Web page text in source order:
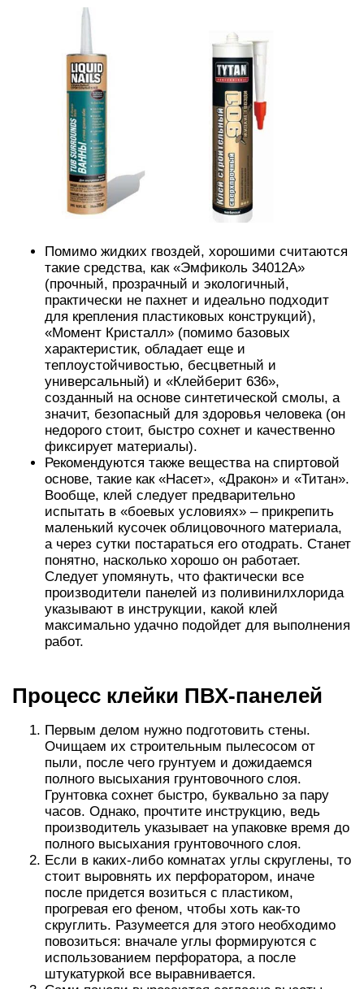
Помимо жидких гвоздей, хорошими считаются
такие средства, как «Эмфиколь 34012А»
(прочный, прозрачный и экологичный,
практически не пахнет и идеально подходит
для крепления пластиковых конструкций),
«Момент Кристалл» (помимо базовых
характеристик, обладает еще и
теплоустойчивостью, бесцветный и
универсальный) и «Клейберит 636»,
созданный на основе синтетической смолы, а
значит, безопасный для здоровья человека (он
недорого стоит, быстро сохнет и качественно
фиксирует материалы).
Рекомендуются также вещества на спиртовой
основе, такие как «Насет», «Дракон» и «Титан».
Вообще, клей следует предварительно
испытать в «боевых условиях» – прикрепить
маленький кусочек облицовочного материала,
а через сутки постараться его отодрать. Станет
понятно, насколько хорошо он работает.
Следует упомянуть, что фактически все
производители панелей из поливинилхлорида
указывают в инструкции, какой клей
максимально удачно подойдет для выполнения
работ.
Процесс клейки ПВХ-панелей
Первым делом нужно подготовить стены.
Очищаем их строительным пылесосом от
пыли, после чего грунтуем и дожидаемся
полного высыхания грунтовочного слоя.
Грунтовка сохнет быстро, буквально за пару
часов. Однако, прочтите инструкцию, ведь
производитель указывает на упаковке время до
полного высыхания грунтовочного слоя.
Если в каких-либо комнатах углы скруглены, то
стоит выровнять их перфоратором, иначе
после придется возиться с пластиком,
прогревая его феном, чтобы хоть как-то
скруглить. Разумеется для этого необходимо
повозиться: вначале углы формируются с
использованием перфоратора, а после
штукатуркой все выравнивается.